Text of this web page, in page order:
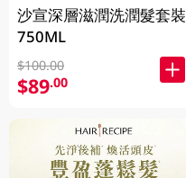
沙宣深層滋潤洗潤髮套裝
750ML
$100.00
$89.00